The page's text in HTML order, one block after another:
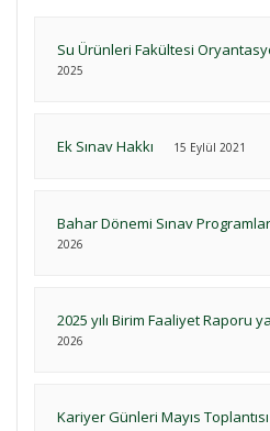
Su Ürünleri Fakültesi
2025
Ek Sınav Hakkı 15 Eylül 2021
Bahar Dönemi Sınav
2026
2025 yılı Birim Faaliyet Raporu
2026
Kariyer Günleri Mayıs Toplantısı